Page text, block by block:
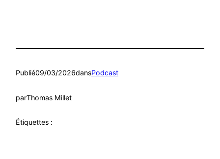
Publié09/03/2026dansPodcast
parThomas Millet
Étiquettes :